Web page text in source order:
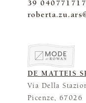
39 040771717
DE MATTEIS
Via Della
Picenze, 67026